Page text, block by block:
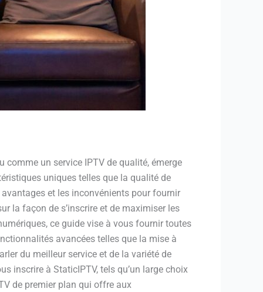
comme un service IPTV de qualité, émerge
uniques telles que la qualité de
et les inconvénients pour fournir
la façon de s’inscrire et de maximiser les
ce guide vise à vous fournir toutes
avancées telles que la mise à
du meilleur service et de la variété de
inscrire à StaticIPTV, tels qu’un large choix
de premier plan qui offre aux